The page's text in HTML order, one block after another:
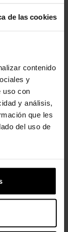
de las cookies
contenido
y
uso con
y análisis,
que les
del uso de
€